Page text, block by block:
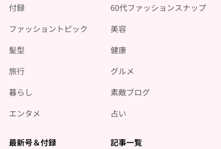
付録
60代ファッションスナップ
ファッショントピック
美容
髪型
健康
旅行
グルメ
暮らし
素敵ブログ
エンタメ
占い
最新号＆付録 記事一覧